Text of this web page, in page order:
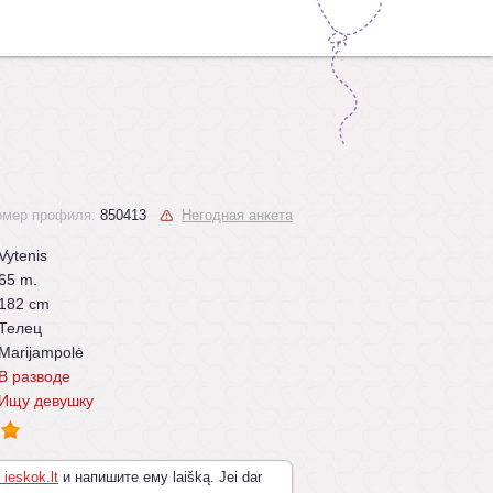
профиля: 850413 Негодная анкета
m.
cm
разводе
девушку
ieskok.lt и напишите ему laišką. Jei dar